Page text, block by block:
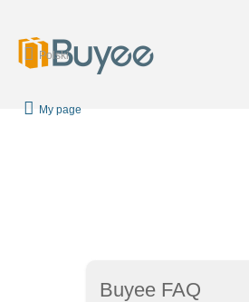
Polski
My page
Buyee FAQ